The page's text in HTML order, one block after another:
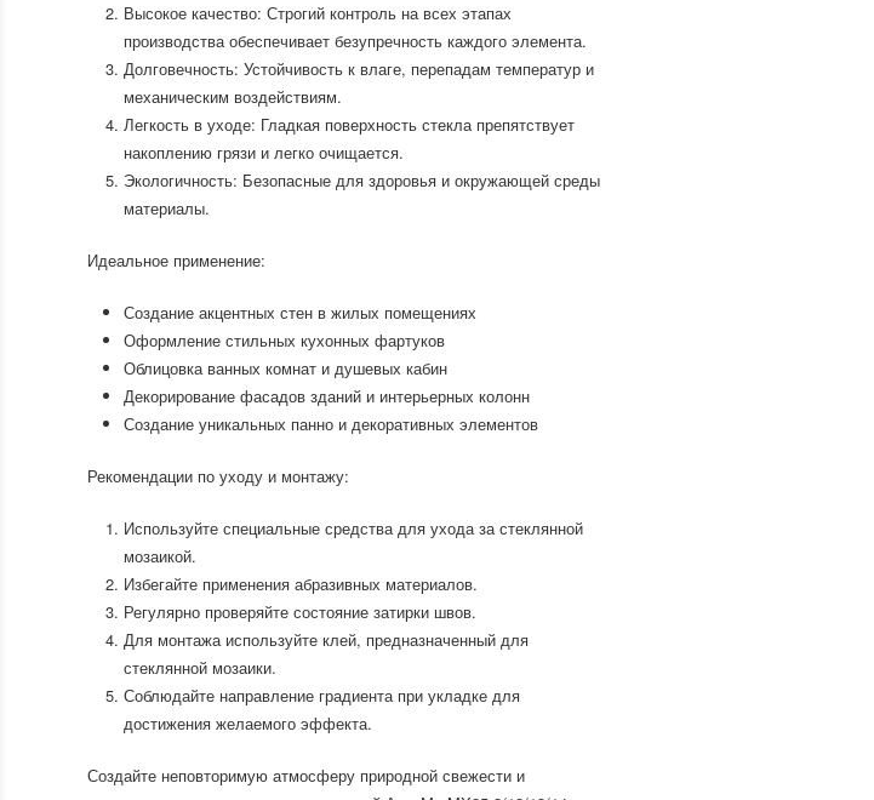
Высокое качество: Строгий контроль на всех этапах
производства обеспечивает безупречность каждого элемента.
Долговечность: Устойчивость к влаге, перепадам температур и
механическим воздействиям.
Легкость в уходе: Гладкая поверхность стекла препятствует
накоплению грязи и легко очищается.
Экологичность: Безопасные для здоровья и окружающей среды
материалы.
Идеальное применение:
Создание акцентных стен в жилых помещениях
Оформление стильных кухонных фартуков
Облицовка ванных комнат и душевых кабин
Декорирование фасадов зданий и интерьерных колонн
Создание уникальных панно и декоративных элементов
Рекомендации по уходу и монтажу:
Используйте специальные средства для ухода за стеклянной
мозаикой.
Избегайте применения абразивных материалов.
Регулярно проверяйте состояние затирки швов.
Для монтажа используйте клей, предназначенный для
стеклянной мозаики.
Соблюдайте направление градиента при укладке для
достижения желаемого эффекта.
Создайте неповторимую атмосферу природной свежести и